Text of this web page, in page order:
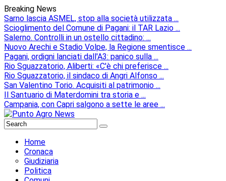
Breaking News
Sarno lascia ASMEL, stop alla società utilizzata ...
Scioglimento del Comune di Pagani: il TAR Lazio ...
Salerno. Controlli in un ostello cittadino: ...
Nuovo Arechi e Stadio Volpe, la Regione smentisce ...
Pagani, ordigni lanciati dall'A3: panico sulla ...
Rio Sguazzatorio, Aliberti: «C'è chi preferisce ...
Rio Sguazzatorio, il sindaco di Angri Alfonso ...
San Valentino Torio. Acquisiti al patrimonio ...
Il Santuario di Materdomini tra storia e ...
Campania, con Capri salgono a sette le aree ...
Home
Cronaca
Giudiziaria
Politica